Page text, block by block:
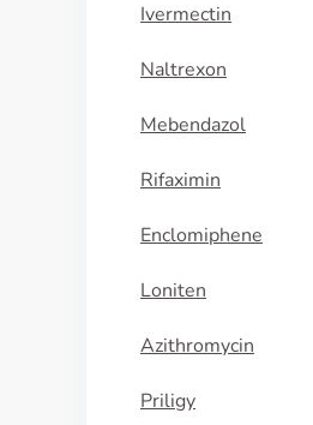
Ivermectin
Naltrexon
Mebendazol
Rifaximin
Enclomiphene
Loniten
Azithromycin
Priligy